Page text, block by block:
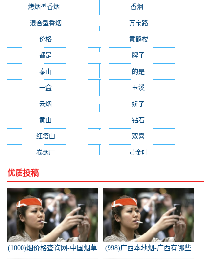
烤烟型香烟 香烟
混合型香烟 万宝路(331)
价格 黄鹤楼(315)
都是 牌子
泰山 的是
一盒 玉溪
云烟 娇子
黄山 钻石
红塔山 双喜
卷烟厂(154) 黄金叶(151)
优质投稿
(1000)烟价格查询网-中国烟草
(998)广西本地烟-广西有哪些